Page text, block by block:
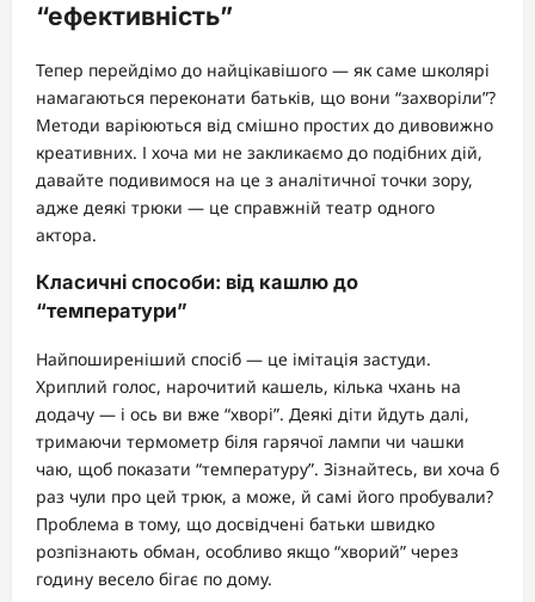
“ефективність”
Тепер перейдімо до найцікавішого — як саме школярі
намагаються переконати батьків, що вони “захворіли”?
Методи варіюються від смішно простих до дивовижно
креативних. І хоча ми не закликаємо до подібних дій,
давайте подивимося на це з аналітичної точки зору,
адже деякі трюки — це справжній театр одного
актора.
Класичні способи: від кашлю до
“температури”
Найпоширеніший спосіб — це імітація застуди.
Хриплий голос, нарочитий кашель, кілька чхань на
додачу — і ось ви вже “хворі”. Деякі діти йдуть далі,
тримаючи термометр біля гарячої лампи чи чашки
чаю, щоб показати “температуру”. Зізнайтесь, ви хоча б
раз чули про цей трюк, а може, й самі його пробували?
Проблема в тому, що досвідчені батьки швидко
розпізнають обман, особливо якщо “хворий” через
годину весело бігає по дому.